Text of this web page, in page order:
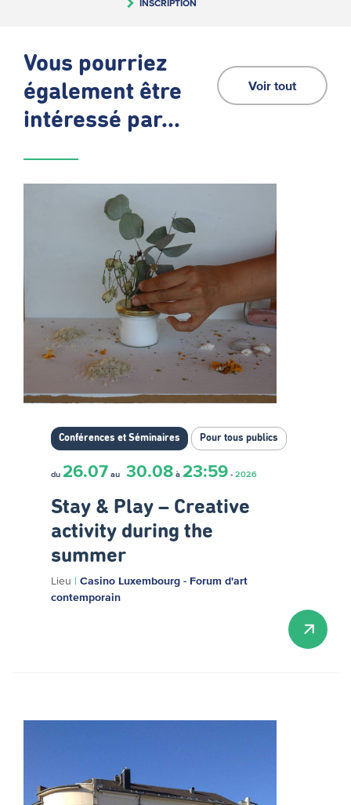
INSCRIPTION
Vous pourriez
également être
intéressé par...
Voir tout
Conférences et Séminaires Pour tous publics
du 26.07 au 30.08 à 23:59 - 2026
Stay & Play – Creative
activity during the
summer
Lieu | Casino Luxembourg - Forum d'art
contemporain